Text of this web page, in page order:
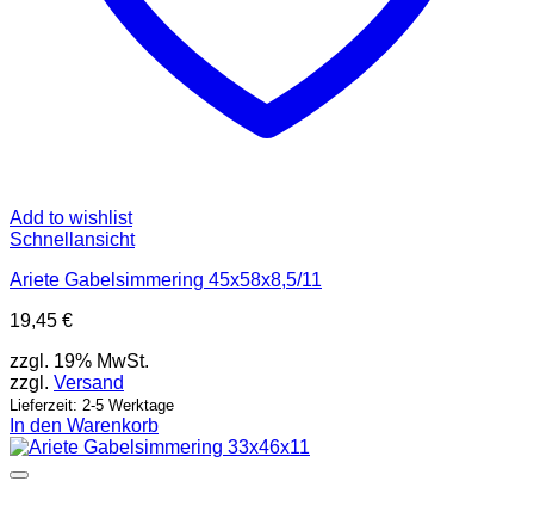
Add to wishlist
Schnellansicht
Ariete Gabelsimmering 45x58x8,5/11
19,45 €
zzgl. 19% MwSt.
zzgl. Versand
Lieferzeit: 2-5 Werktage
In den Warenkorb